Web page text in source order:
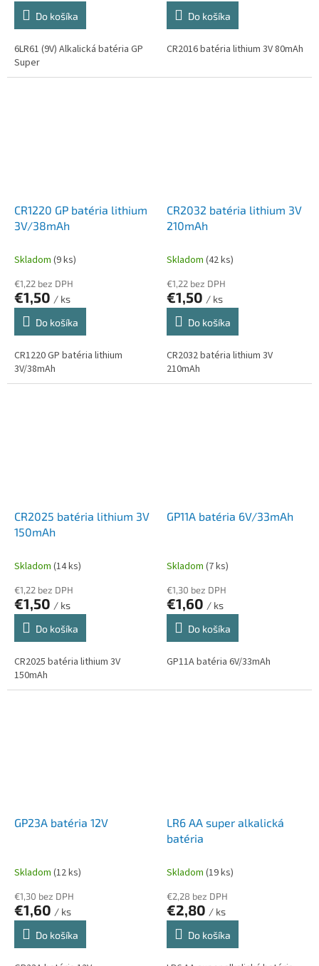
Do košíka
6LR61 (9V) Alkalická batéria GP
Super
Do košíka
CR2016 batéria lithium 3V 80mAh
CR1220 GP batéria lithium
3V/38mAh
Skladom (9 ks)
€1,22 bez DPH
€1,50 / ks
Do košíka
CR1220 GP batéria lithium
3V/38mAh
CR2032 batéria lithium 3V
210mAh
Skladom (42 ks)
€1,22 bez DPH
€1,50 / ks
Do košíka
CR2032 batéria lithium 3V
210mAh
CR2025 batéria lithium 3V
150mAh
Skladom (14 ks)
€1,22 bez DPH
€1,50 / ks
Do košíka
CR2025 batéria lithium 3V
150mAh
GP11A batéria 6V/33mAh
Skladom (7 ks)
€1,30 bez DPH
€1,60 / ks
Do košíka
GP11A batéria 6V/33mAh
GP23A batéria 12V
Skladom (12 ks)
€1,30 bez DPH
€1,60 / ks
Do košíka
LR6 AA super alkalická
batéria
Skladom (19 ks)
€2,28 bez DPH
€2,80 / ks
Do košíka